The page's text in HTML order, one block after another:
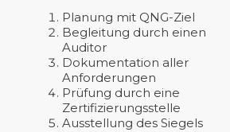
Planung mit QNG-Ziel
Begleitung durch einen
Auditor
Dokumentation aller
Anforderungen
Prüfung durch eine
Zertifizierungsstelle
Ausstellung des Siegels